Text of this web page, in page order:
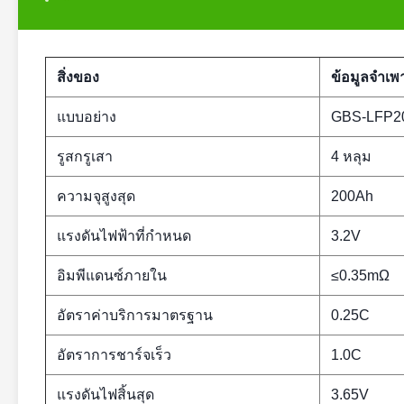
สิ่งของ ข้อมูลจำเพ
แบบอย่าง GBS-
รูสกรูเสา 4 หลุม
ความจุสูงสุด 200Ah
แรงดันไฟฟ้าที่กำหนด 3.2V
อิมพีแดนซ์ภายใน ≤0.35mΩ
อัตราค่าบริการมาตรฐาน 0.25C
อัตราการชาร์จเร็ว 1.0C
แรงดันไฟสิ้นสุด 3.65V